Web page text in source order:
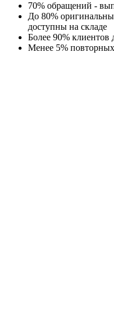
70% обращений -
До 80%
доступны на складе
Более 90% клиентов
Менее 5%